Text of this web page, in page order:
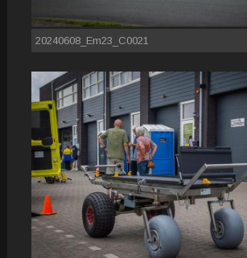
20240608_Em23_C0021